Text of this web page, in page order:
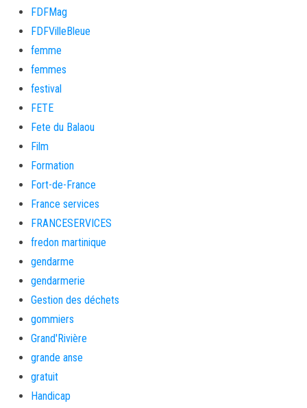
FDFMag
FDFVilleBleue
femme
femmes
festival
FETE
Fete du Balaou
Film
Formation
Fort-de-France
France services
FRANCESERVICES
fredon martinique
gendarme
gendarmerie
Gestion des déchets
gommiers
Grand'Rivière
grande anse
gratuit
Handicap